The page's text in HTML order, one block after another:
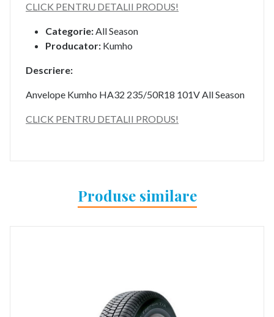
CLICK PENTRU DETALII PRODUS!
Categorie:All Season
Producator: Kumho
Descriere:
Anvelope Kumho HA32 235/50R18 101V All Season
CLICK PENTRU DETALII PRODUS!
Produse similare